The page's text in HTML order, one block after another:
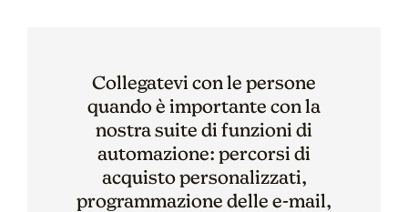
Collegatevi con le persone
quando è importante con la
nostra suite di funzioni di
automazione: percorsi di
acquisto personalizzati,
programmazione delle e-mail,